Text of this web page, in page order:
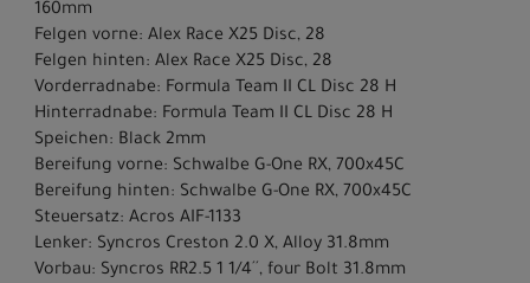
160mm
Felgen vorne: Alex Race X25 Disc, 28
Felgen hinten: Alex Race X25 Disc, 28
Vorderradnabe: Formula Team II CL Disc 28 H
Hinterradnabe: Formula Team II CL Disc 28 H
Speichen: Black 2mm
Bereifung vorne: Schwalbe G-One RX, 700x45C
Bereifung hinten: Schwalbe G-One RX, 700x45C
Steuersatz: Acros AIF-1133
Lenker: Syncros Creston 2.0 X, Alloy 31.8mm
Vorbau: Syncros RR2.5 1 1/4´´, four Bolt 31.8mm